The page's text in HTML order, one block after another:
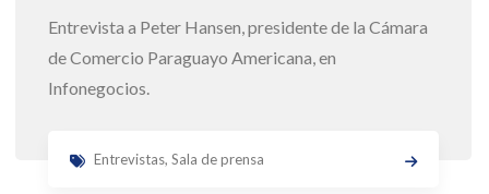
Entrevista a Peter Hansen, presidente de la Cámara
de Comercio Paraguayo Americana, en
Infonegocios.
Entrevistas, Sala de prensa